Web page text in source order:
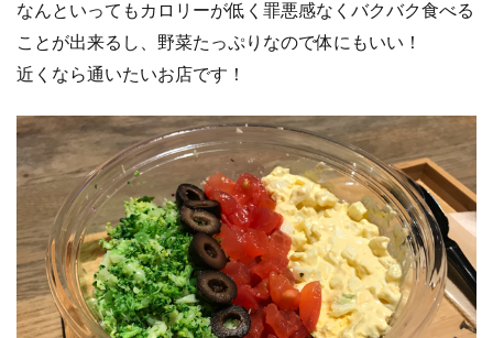
なんといってもカロリーが低く罪悪感なくバクバク食べる
ことが出来るし、野菜たっぷりなので体にもいい！
近くなら通いたいお店です！